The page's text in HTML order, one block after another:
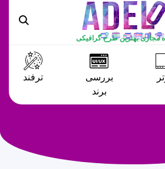
مجازی بهترین طرح گرافیکی
بررسی
برند
ترفند